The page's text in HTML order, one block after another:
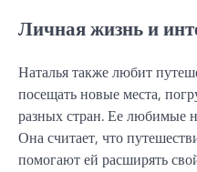
Личная жизнь и
Наталья также любит
посещать новые места,
разных стран. Ее любимые
Она считает, что
помогают ей расширять